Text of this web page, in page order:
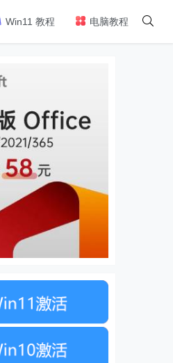
Win11 教程 电脑教程